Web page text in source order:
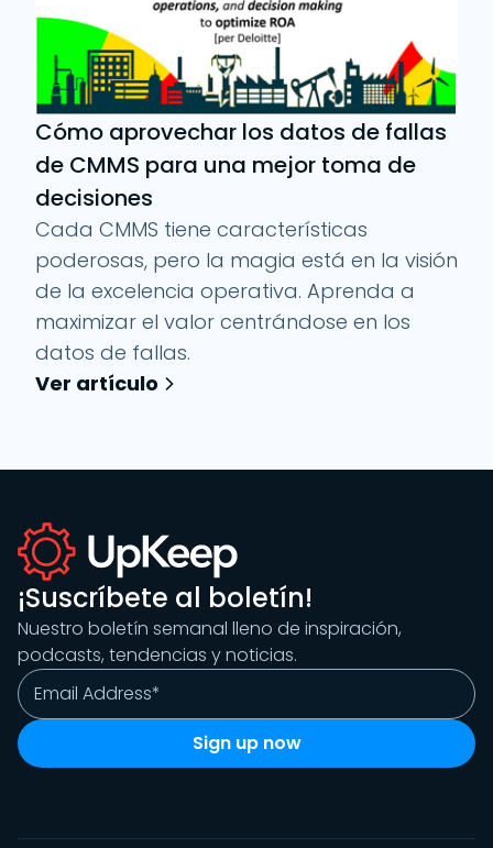
Cómo aprovechar los datos de fallas
de CMMS para una mejor toma de
decisiones
Cada CMMS tiene características
poderosas, pero la magia está en la visión
de la excelencia operativa. Aprenda a
maximizar el valor centrándose en los
datos de fallas.
Ver artículo
Filtrar
Reiniciar
¡Suscríbete al boletín!
Nuestro boletín semanal lleno de inspiración,
podcasts, tendencias y noticias.